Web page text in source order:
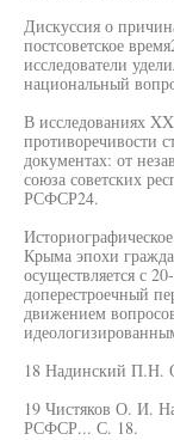
Дискуссия о
постсоветское
исследователи
национальный
В исследованиях
противоречивости
документах: от
союза советских
РСФСР24.
Крыма эпохи
осуществляется с
доперестроечный
движением
18 Надинский П.Н.
19 Чистяков О. И.
РСФСР... С. 18.